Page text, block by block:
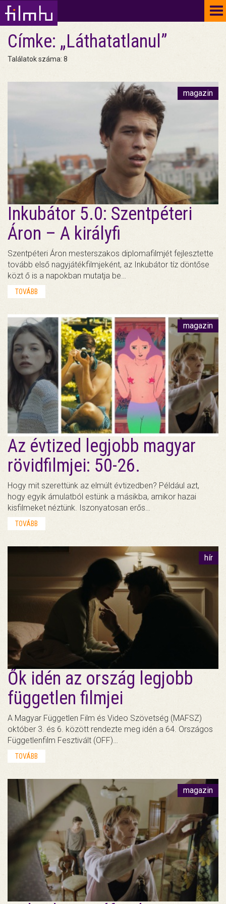
Címke: „Láthatatlanul”
Találatok száma: 8
magazin
Inkubátor 5.0: Szentpéteri
Áron – A királyfi
Szentpéteri Áron mesterszakos diplomafilmjét fejlesztette
tovább első nagyjátékfilmjeként, az Inkubátor tíz döntőse
közt ő is a napokban mutatja be…
TOVÁBB
magazin
Az évtized legjobb magyar
rövidfilmjei: 50-26.
Hogy mit szerettünk az elmúlt évtizedben? Például azt,
hogy egyik ámulatból estünk a másikba, amikor hazai
kisfilmeket néztünk. Iszonyatosan erős…
TOVÁBB
hír
Ők idén az ország legjobb
független filmjei
A Magyar Független Film és Video Szövetség (MAFSZ)
október 3. és 6. között rendezte meg idén a 64. Országos
Függetlenfilm Fesztivált (OFF)…
TOVÁBB
magazin